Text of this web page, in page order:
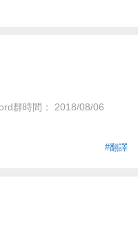
群時間： 2018/08/06
#翻譯